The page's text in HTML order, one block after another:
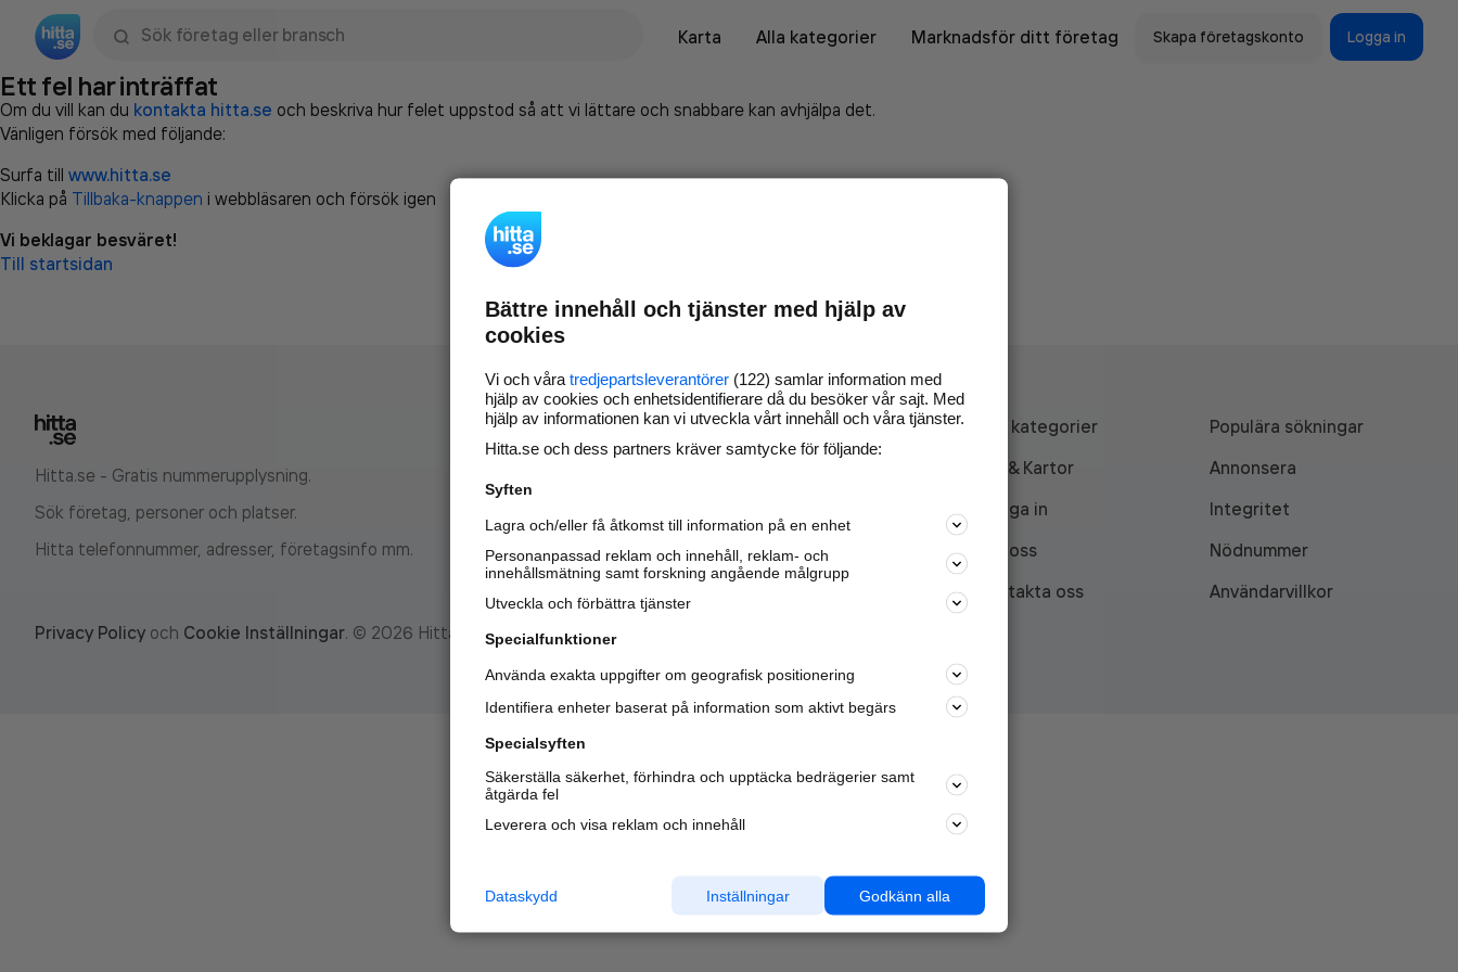
Karta
Alla kategorier Marknadsför ditt företag Skapa företagskonto Logga in
Ett fel har inträffat
Om du vill kan du kontakta hitta.se och beskriva hur felet uppstod så att vi lättare och snabbare kan avhjälpa det.
Vänligen försök med följande:
Surfa till www.hitta.se
Klicka på Tillbaka-knappen i webbläsaren och försök igen
Vi beklagar besväret!
Till startsidan
Hitta.se - Gratis nummerupplysning.
Sök företag, personer och platser.
Hitta telefonnummer, adresser, företagsinfo mm.
Marknadsför företaget på
nya kunder och
samarbetspartners nära dig.
Läs mer här
Alla kategorier
Populära sökningar
API & Kartor
Annonsera
Logga in
Integritet
Om oss
Nödnummer
Kontakta oss
Användarvillkor
Privacy Policy och Cookie Inställningar. © 2026 Hitta.se
Bättre innehåll och tjänster med hjälp av
cookies
Vi och våra tredjepartsleverantörer (122) samlar information med
hjälp av cookies och enhetsidentifierare då du besöker vår sajt. Med
hjälp av informationen kan vi utveckla vårt innehåll och våra tjänster.
Hitta.se och dess partners kräver samtycke för följande:
Syften
Lagra och/eller få åtkomst till information på en enhet
Personanpassad reklam och innehåll, reklam- och
innehållsmätning samt forskning angående målgrupp
Utveckla och förbättra tjänster
Specialfunktioner
Använda exakta uppgifter om geografisk positionering
Identifiera enheter baserat på information som aktivt begärs
Specialsyften
Säkerställa säkerhet, förhindra och upptäcka bedrägerier samt
åtgärda fel
Leverera och visa reklam och innehåll
Godkänn alla
Inställningar
Dataskydd